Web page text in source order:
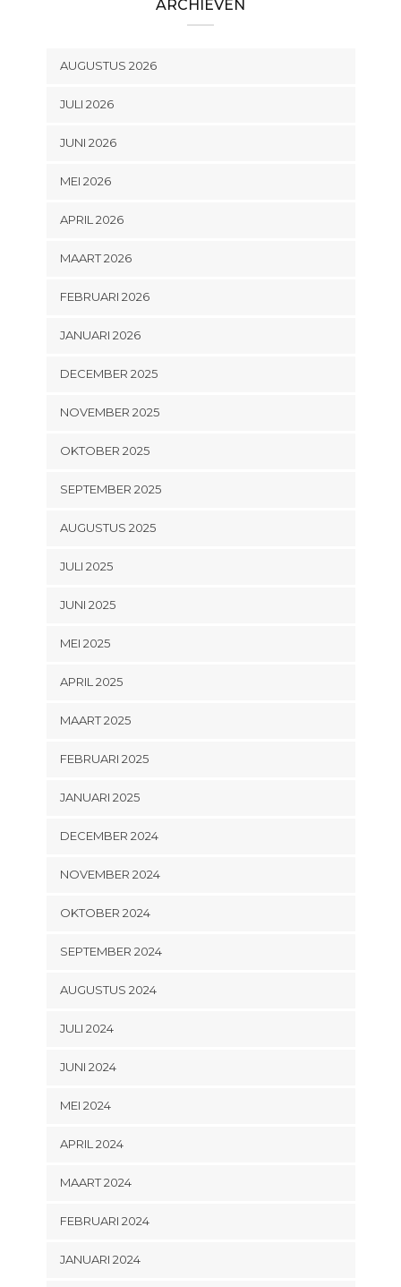
ARCHIEVEN
AUGUSTUS 2026
JULI 2026
JUNI 2026
MEI 2026
APRIL 2026
MAART 2026
FEBRUARI 2026
JANUARI 2026
DECEMBER 2025
NOVEMBER 2025
OKTOBER 2025
SEPTEMBER 2025
AUGUSTUS 2025
JULI 2025
JUNI 2025
MEI 2025
APRIL 2025
MAART 2025
FEBRUARI 2025
JANUARI 2025
DECEMBER 2024
NOVEMBER 2024
OKTOBER 2024
SEPTEMBER 2024
AUGUSTUS 2024
JULI 2024
JUNI 2024
MEI 2024
APRIL 2024
MAART 2024
FEBRUARI 2024
JANUARI 2024